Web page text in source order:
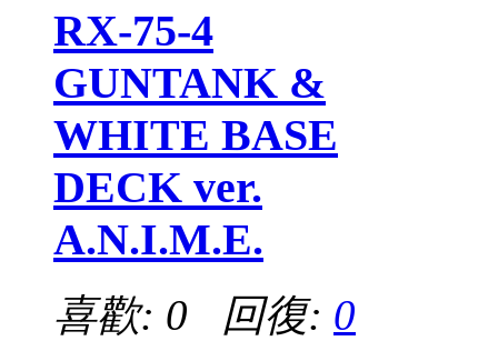
RX-75-4
GUNTANK &
WHITE BASE
DECK ver.
A.N.I.M.E.
喜歡: 0 回復: 0